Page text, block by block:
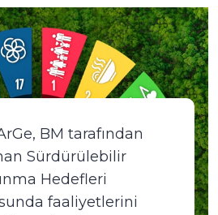
BM tarafından
Sürdürülebilir
Hedefleri
faaliyetlerini